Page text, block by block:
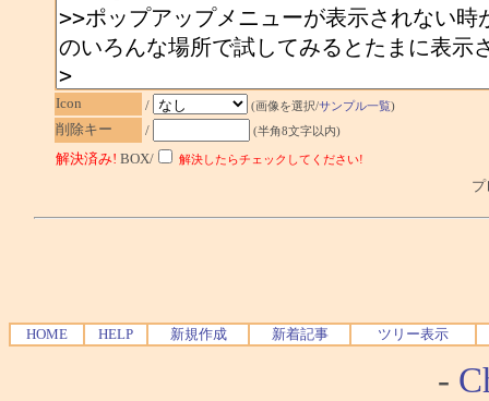
Icon / (画像を選択/サンプル一覧)
削除キー / (半角8文字以内)
解決済み! BOX/ 解決したらチェックしてください!
プ
HOME HELP 新規作成 新着記事 ツリー表示
-